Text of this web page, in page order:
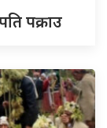
पक्राउ